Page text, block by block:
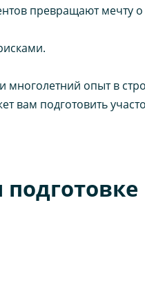
превращают мечту о
опыт в
вам подготовить